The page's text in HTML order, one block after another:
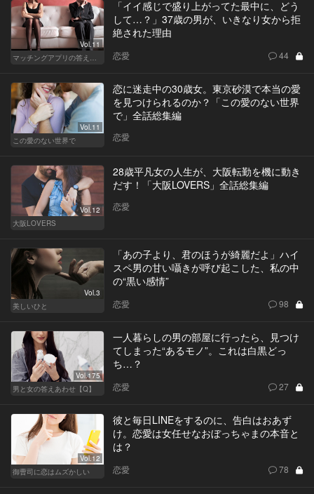
Vol.11
マッチングアプリの答えあわせ【Q】
「イイ感じで盛り上がってた最中に、どう
して…？」37歳の男が、いきなり女から拒
絶された理由
恋愛 44
Vol.11
この愛のない世界で
恋に迷走中の30歳女。東京砂漠で本当の愛
を見つけられるのか？「この愛のない世界
で」全話総集編
恋愛
Vol.12
大阪LOVERS
28歳平凡女の人生が、大阪転勤を機に動き
だす！「大阪LOVERS」全話総集編
恋愛
Vol.3
美しいひと
「あの子より、君のほうが綺麗だよ」ハイ
スペ男の甘い囁きが呼び起こした、私の中
の“黒い感情”
恋愛 98
Vol.175
男と女の答えあわせ【Q】
一人暮らしの男の部屋に行ったら、見つけ
てしまった“あるモノ”。これは白黒どっ
ち…？
恋愛 27
Vol.12
御曹司に恋はムズかしい
彼と毎日LINEをするのに、告白はおあず
け。恋愛は女任せなおぼっちゃまの本音と
は？
恋愛 78